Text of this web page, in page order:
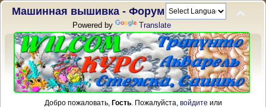
Машинная вышивка - Форум
Powered by Translate
Добро пожаловать, Гость. Пожалуйста, войдите или